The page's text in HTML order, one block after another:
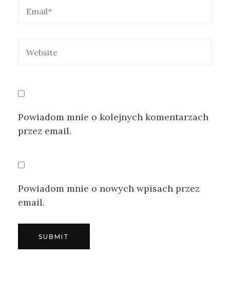
Powiadom mnie o kolejnych komentarzach
przez email.
Powiadom mnie o nowych wpisach przez
email.